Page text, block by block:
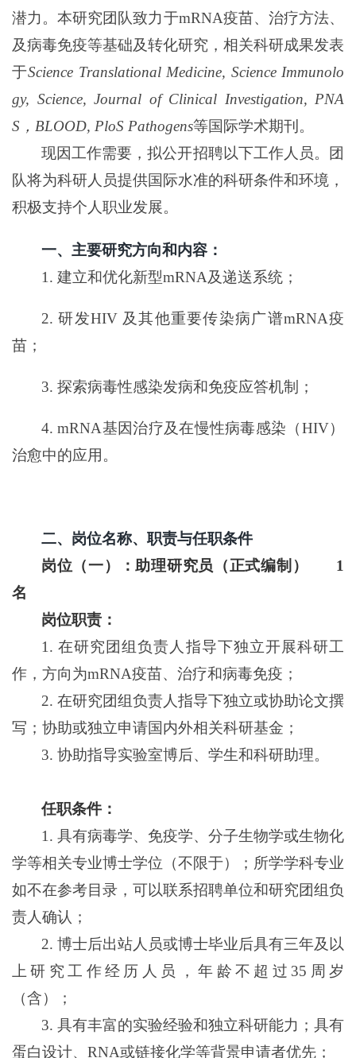
潜力。本研究团队致力于mRNA疫苗、治疗方法、
及病毒免疫等基础及转化研究，相关科研成果发表
于Science Translational Medicine, Science Immunolo
gy, Science, Journal of Clinical Investigation, PNA
S ， BLOOD, PloS Pathogens等国际学术期刊。
现因工作需要，拟公开招聘以下工作人员。团
队将为科研人员提供国际水准的科研条件和环境，
积极支持个人职业发展。
一、主要研究方向和内容：
1. 建立和优化新型mRNA及递送系统；
2.研发HIV 及其他重要传染病广谱mRNA疫
苗；
3. 探索病毒性感染发病和免疫应答机制；
4. mRNA基因治疗及在慢性病毒感染（HIV）
治愈中的应用。
二、岗位名称、职责与任职条件
岗位（一）：助理研究员（正式编制） 1
名
岗位职责：
1.在研究团组负责人指导下独立开展科研工
作，方向为mRNA疫苗、治疗和病毒免疫；
2. 在研究团组负责人指导下独立或协助论文撰
写；协助或独立申请国内外相关科研基金；
3. 协助指导实验室博后、学生和科研助理。
任职条件：
1. 具有病毒学、免疫学、分子生物学或生物化
学等相关专业博士学位（不限于）；所学学科专业
如不在参考目录，可以联系招聘单位和研究团组负
责人确认；
2. 博士后出站人员或博士毕业后具有三年及以
上研究工作经历人员，年龄不超过 35 周岁
（含）；
3. 具有丰富的实验经验和独立科研能力；具有
蛋白设计、 RNA或链接化学等背景申请者优先；